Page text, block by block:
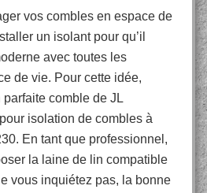
vos combles en espace de
un isolant pour qu’il
avec toutes les
de vie. Pour cette idée,
comble de JL
isolation de combles à
En tant que professionnel,
la laine de lin compatible
vous inquiétez pas, la bonne